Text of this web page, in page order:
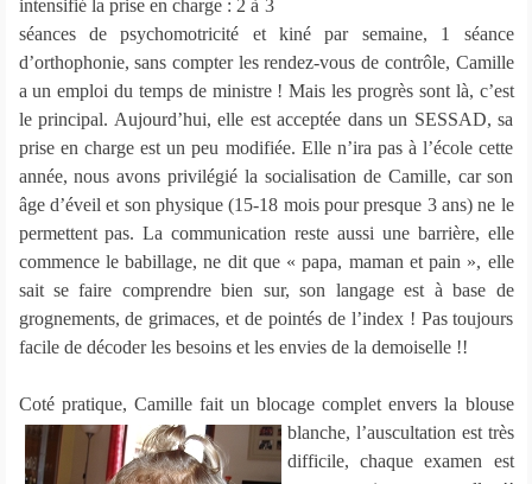
intensifié la prise en charge : 2 à 3
séances de psychomotricité et kiné par semaine, 1 séance
d’orthophonie, sans compter les rendez-vous de contrôle, Camille
a un emploi du temps de ministre ! Mais les progrès sont là, c’est
le principal. Aujourd’hui, elle est acceptée dans un SESSAD, sa
prise en charge est un peu modifiée. Elle n’ira pas à l’école cette
année, nous avons privilégié la socialisation de Camille, car son
âge d’éveil et son physique (15-18 mois pour presque 3 ans) ne le
permettent pas. La communication reste aussi une barrière, elle
commence le babillage, ne dit que « papa, maman et pain », elle
sait se faire comprendre bien sur, son langage est à base de
grognements, de grimaces, et de pointés de l’index ! Pas toujours
facile de décoder les besoins et les envies de la demoiselle !!
Coté pratique, Camille fait un blocage complet envers la blouse
blanche, l’auscultation est très
difficile, chaque examen est